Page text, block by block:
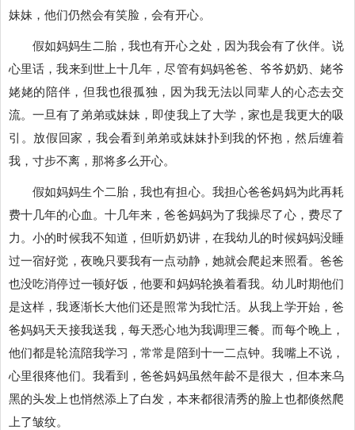
妹妹，他们仍然会有笑脸，会有开心。
假如妈妈生二胎，我也有开心之处，因为我会有了伙伴。说
心里话，我来到世上十几年，尽管有妈妈爸爸、爷爷奶奶、姥爷
姥姥的陪伴，但我也很孤独，因为我无法以同辈人的心态去交
流。一旦有了弟弟或妹妹，即使我上了大学，家也是我更大的吸
引。放假回家，我会看到弟弟或妹妹扑到我的怀抱，然后缠着
我，寸步不离，那将多么开心。
假如妈妈生个二胎，我也有担心。我担心爸爸妈妈为此再耗
费十几年的心血。十几年来，爸爸妈妈为了我操尽了心，费尽了
力。小的时候我不知道，但听奶奶讲，在我幼儿的时候妈妈没睡
过一宿好觉，夜晚只要我有一点动静，她就会爬起来照看。爸爸
也没吃消停过一顿好饭，他要和妈妈轮换着看我。幼儿时期他们
是这样，我逐渐长大他们还是照常为我忙活。从我上学开始，爸
爸妈妈天天接我送我，每天悉心地为我调理三餐。而每个晚上，
他们都是轮流陪我学习，常常是陪到十一二点钟。我嘴上不说，
心里很疼他们。我看到，爸爸妈妈虽然年龄不是很大，但本来乌
黑的头发上也悄然添上了白发，本来都很清秀的脸上也都倏然爬
上了皱纹。